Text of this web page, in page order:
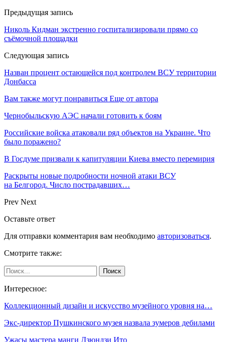
Предыдущая запись
Николь Кидман экстренно госпитализировали прямо со
съёмочной площадки
Следующая запись
Назван процент остающейся под контролем ВСУ территории
Донбасса
Вам также могут понравиться Еще от автора
Чернобыльскую АЭС начали готовить к боям
Российские войска атаковали ряд объектов на Украине. Что
было поражено?
В Госдуме призвали к капитуляции Киева вместо перемирия
Раскрыты новые подробности ночной атаки ВСУ
на Белгород. Число пострадавших…
Prev Next
Оставьте ответ
Для отправки комментария вам необходимо авторизоваться.
Смотрите также:
Интересное:
Коллекционный дизайн и искусство музейного уровня на…
Экс-директор Пушкинского музея назвала зумеров дебилами
Ужасы мастера манги Дзюндзи Ито